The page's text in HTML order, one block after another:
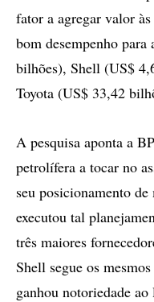
fator a agregar valor
bom desempenho
bilhões), Shell (US$
Toyota (US$ 33,42
A pesquisa aponta a
petrolífera a tocar no
seu posicionamento
executou tal
três maiores
Shell segue os
ganhou notoriedade